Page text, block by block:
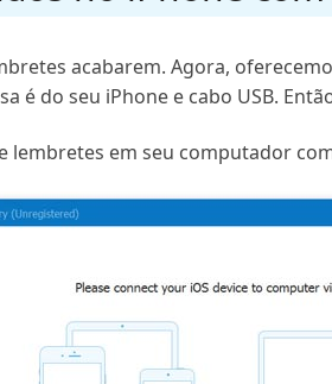
acabarem. Agora,
é do seu iPhone e cabo USB.
em seu computador